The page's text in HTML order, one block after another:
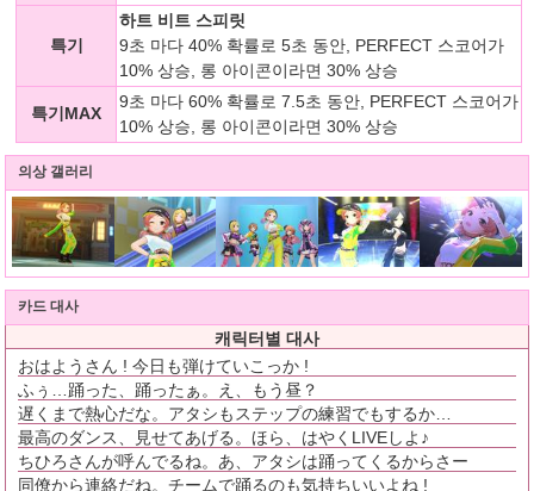
특기
하트 비트 스피릿
9초 마다 40% 확률로 5초 동안, PERFECT 스코어가
10% 상승, 롱 아이콘이라면 30% 상승
특기MAX
9초 마다 60% 확률로 7.5초 동안, PERFECT 스코어가
10% 상승, 롱 아이콘이라면 30% 상승
의상 갤러리
카드 대사
캐릭터별 대사
おはようさん ! 今日も弾けていこっか !
ふぅ…踊った、踊ったぁ。え、もう昼？
遅くまで熱心だな。アタシもステップの練習でもするか…
最高のダンス、見せてあげる。ほら、はやくLIVEしよ♪
ちひろさんが呼んでるね。あ、アタシは踊ってくるからさー
同僚から連絡だね。チームで踊るのも気持ちいいよね !